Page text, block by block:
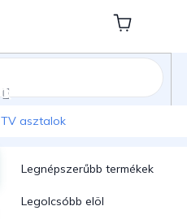
Kosár
TV asztalok
m
Legnépszerűbb termékek
Legolcsóbb elöl